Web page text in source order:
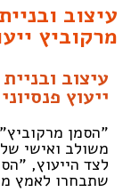
עיצוב
מרקוביץ
עיצוב
ייעוץ
"הסמן
משולב ואישי של
לצד הייעוץ,
שתבחרו לאמץ